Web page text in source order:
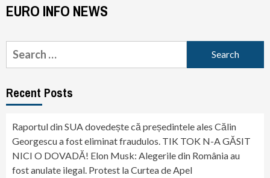
EURO INFO NEWS
Search
for:
Recent Posts
Raportul din SUA dovedește că președintele ales Călin
Georgescu a fost eliminat fraudulos. TIK TOK N-A GĂSIT
NICI O DOVADĂ! Elon Musk: Alegerile din România au
fost anulate ilegal. Protest la Curtea de Apel